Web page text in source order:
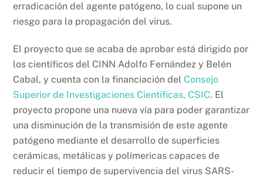
erradicación del agente patógeno, lo cual supone un
riesgo para la propagación del virus.
El proyecto que se acaba de aprobar está dirigido por
los científicos del CINN Adolfo Fernández y Belén
Cabal, y cuenta con la financiación del Consejo
Superior de Investigaciones Científicas, CSIC. El
proyecto propone una nueva vía para poder garantizar
una disminución de la transmisión de este agente
patógeno mediante el desarrollo de superficies
cerámicas, metálicas y polímericas capaces de
reducir el tiempo de supervivencia del virus SARS-